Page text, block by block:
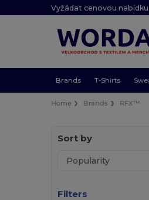
Vyžádat cenovou nabídku
Brands T-Shirts
Home Brands RFX™
Sort by
Filters